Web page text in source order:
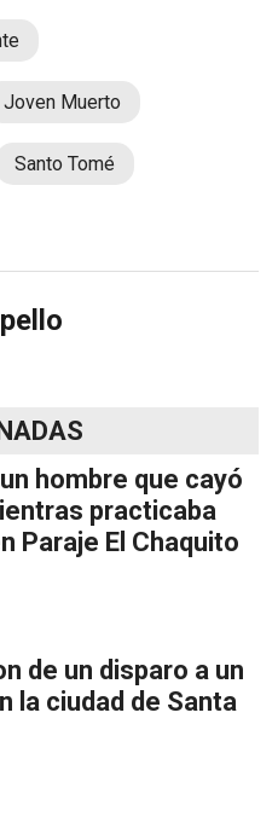
Joven Muerto
Santo Tomé
hombre que cayó
practicaba
Paraje El Chaquito
de un disparo a un
la ciudad de Santa